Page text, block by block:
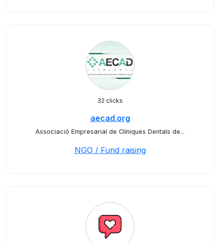
32 clicks
aecad.org
Associació Empresarial de Clíniques Dentals de...
NGO / Fund raising